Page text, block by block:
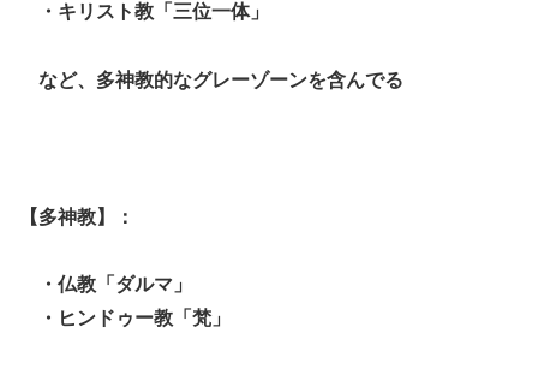
・キリスト教「三位一体」
など、 多神教的なグレーゾーンを含んでる
【多神教】：
・仏教「ダルマ」
・ヒンドゥー教「梵」